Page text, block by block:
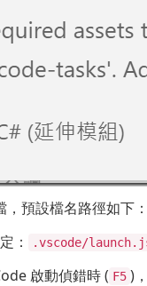
預設檔名路徑如下：
：
.vscode/
啟動偵錯時 ( F5 )